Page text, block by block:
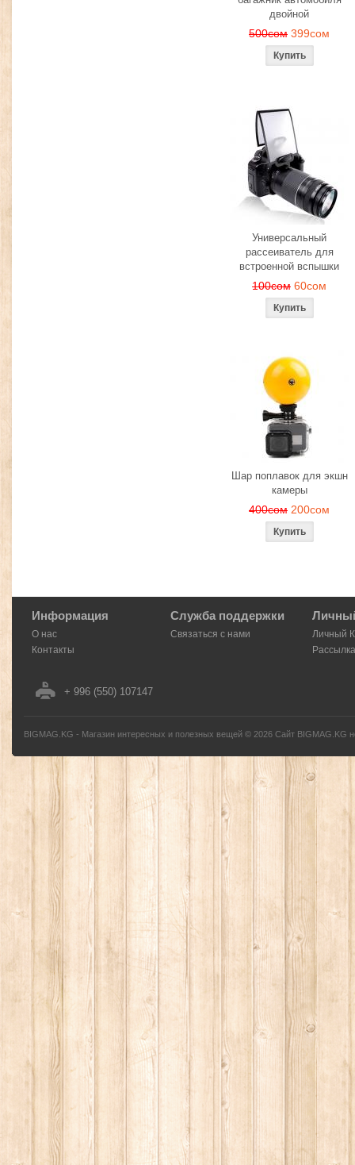
двойной
500сом 399сом
Универсальный
рассеиватель для
встроенной вспышки
100сом 60сом
Шар поплавок для экшн
камеры
400сом 200сом
Информация
О нас
Контакты
Служба поддержки
Связаться с нами
Личный
Рассылка
+ 996 (550) 107147
BIGMAG.KG - Магазин интересных и полезных вещей © 2026 Сайт BIGMAG.KG
без письменного разрешения автора - запрещено, и будет преследоваться по